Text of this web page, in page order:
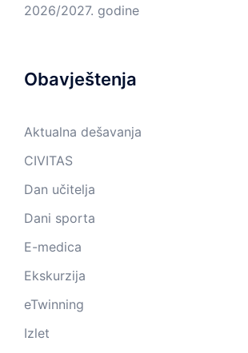
2026/2027. godine
Obavještenja
Aktualna dešavanja
CIVITAS
Dan učitelja
Dani sporta
E-medica
Ekskurzija
eTwinning
Izlet